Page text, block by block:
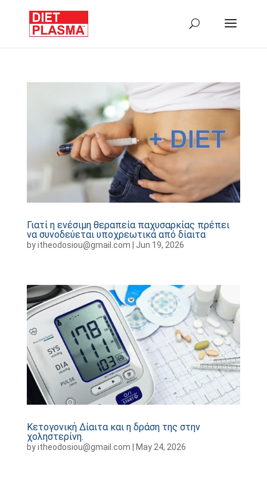
Γιατί η ενέσιμη θεραπεία παχυσαρκίας πρέπει
να συνοδεύεται υποχρεωτικά από δίαιτα
byitheodosiou@gmail.com | Jun 19, 2026
Κετογονική Δίαιτα και η δράση της στην
χοληστερίνη.
byitheodosiou@gmail.com May 24, 2026